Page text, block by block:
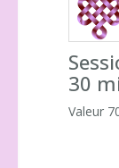
30
Valeur